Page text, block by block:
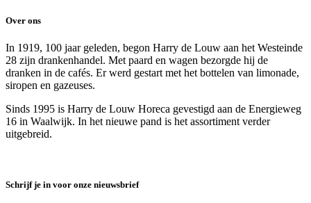
Over ons
In 1919, 100 jaar geleden, begon Harry de Louw aan het Westeinde
28 zijn drankenhandel. Met paard en wagen bezorgde hij de
dranken in de cafés. Er werd gestart met het bottelen van limonade,
siropen en gazeuses.
Sinds 1995 is Harry de Louw Horeca gevestigd aan de Energieweg
16 in Waalwijk. In het nieuwe pand is het assortiment verder
uitgebreid.
Schrijf je in voor onze nieuwsbrief